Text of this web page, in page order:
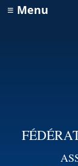
≡ Menu